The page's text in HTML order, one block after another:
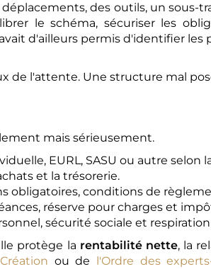
des outils, un
le schéma, sécuriser les
d'ailleurs permis d'identifier les
de l'attente. Une structure mal
mais sérieusement.
EURL, SASU ou autre selon
et la trésorerie.
obligatoires, conditions de
réserve pour charges et
sécurité sociale et
protège la rentabilité nette, la
ou de l'Ordre des